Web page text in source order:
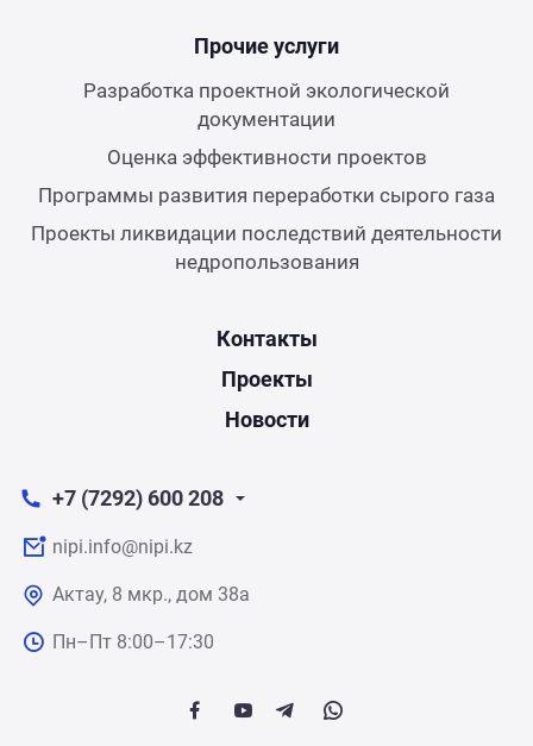
Прочие услуги
Разработка проектной экологической
документации
Оценка эффективности проектов
Программы развития переработки сырого газа
Проекты ликвидации последствий деятельности
недропользования
Контакты
Проекты
Новости
+7 (7292) 600 208
nipi.info@nipi.kz
Актау, 8 мкр., дом 38а
Пн–Пт 8:00–17:30